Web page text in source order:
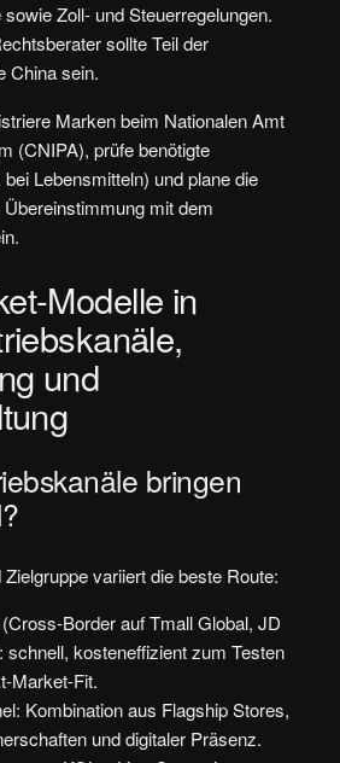
Zoll- und Steuerregelungen.
sollte Teil der
China sein.
Marken beim Nationalen Amt
(CNIPA), prüfe benötigte
Lebensmitteln) und plane die
mit dem
Modelle in
und
bringen
variiert die beste Route:
Border auf Tmall Global, JD
schnell, kosteneffizient zum Testen
Market-Fit.
Kombination aus Flagship Stores,
und digitaler Präsenz.